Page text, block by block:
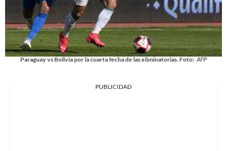
Paraguay vs Bolivia por la cuarta fecha de las eliminatorias. Foto: AFP
PUBLICIDAD